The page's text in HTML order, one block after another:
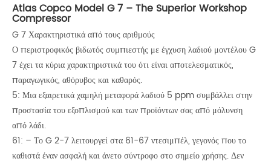
Atlas Copco Model G 7 – The Superior Workshop
Compressor
G 7 Χαρακτηριστικά από τους αριθμούς
Ο περιστροφικός βιδωτός συμπιεστής με έγχυση λαδιού μοντέλου G
7 έχει τα κύρια χαρακτηριστικά του ότι είναι αποτελεσματικός,
παραγωγικός, αθόρυβος και καθαρός.
5: Μια εξαιρετικά χαμηλή μεταφορά λαδιού 5 ppm συμβάλλει στην
προστασία του εξοπλισμού και των προϊόντων σας από μόλυνση
από λάδι.
61: – Το G 2-7 λειτουργεί στα 61-67 ντεσιμπέλ, γεγονός που το
καθιστά έναν ασφαλή και άνετο σύντροφο στο σημείο χρήσης. Δεν